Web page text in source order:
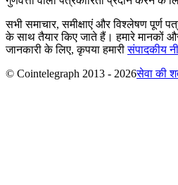
सभी समाचार, समीक्षाएं और विश्लेषण पूर्ण
के साथ तैयार किए जाते हैं। हमारे मानकों
जानकारी के लिए, कृपया हमारीसंपादकीय
© Cointelegraph 2013 - 2026सेवा की